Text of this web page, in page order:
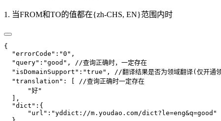
1. 当FROM和TO的值都在{zh-CHS, EN}范围内时
{
  "errorCode":"0",
  "query":"good",
//查询正确时，一定存在
  "isDomainSupport":"true",
//翻译结果是否为领域翻译(仅开通
  "translation": [
//查询正确时一定存在
      "好"
  ],
  "dict":{
      "url":"yddict://m.youdao.com/dict?le=eng&q=good"